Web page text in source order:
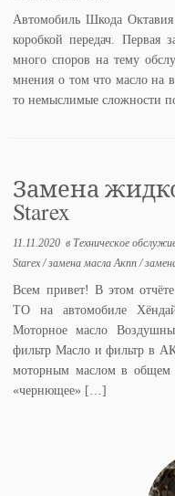
Автомобиль Шкода
коробкой передач. Первая
много споров на тему
мнения о том что масло на
то немыслимые сложности
Замена
Starex
11.11.2020 в Техническое
Starex/замена масла Акпп/
Всем привет! В этом
ТО на автомобиле
Моторное масло
фильтр Масло и фильтр в
моторным маслом в общем
«чернющее» […]